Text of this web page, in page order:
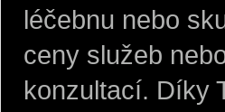
léčebnu nebo
ceny služeb
konzultací. Díky